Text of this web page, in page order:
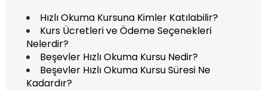
Hızlı Okuma Kursuna Kimler Katılabilir?
Kurs Ücretleri ve Ödeme Seçenekleri
Nelerdir?
Beşevler Hızlı Okuma Kursu Nedir?
Beşevler Hızlı Okuma Kursu Süresi Ne
Kadardır?